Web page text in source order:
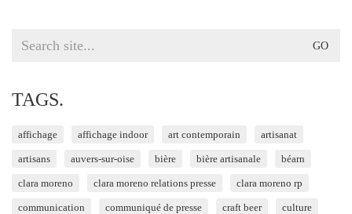
Search
TAGS.
affichage affichage indoor art contemporain artisanat
artisans auvers-sur-oise bière bière artisanale béarn
clara moreno clara moreno relations presse clara moreno rp
communication communiqué de presse craft beer culture